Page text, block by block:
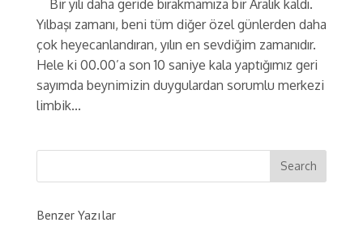
Bir yılı daha geride bırakmamıza bir Aralık kaldı.
Yılbaşı zamanı, beni tüm diğer özel günlerden daha
çok heyecanlandıran, yılın en sevdiğim zamanıdır.
Hele ki 00.00’a son 10 saniye kala yaptığımız geri
sayımda beynimizin duygulardan sorumlu merkezi
limbik...
Benzer Yazılar